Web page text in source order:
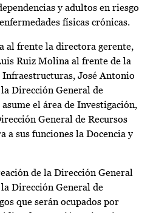
y adultos en riesgo
físicas crónicas.
al frente la directora gerente,
Ruiz Molina al frente de la
Infraestructuras, José Antonio
Dirección General de
el área de Investigación,
General de Recursos
a sus funciones la Docencia y
de la Dirección General
Dirección General de
que serán ocupados por